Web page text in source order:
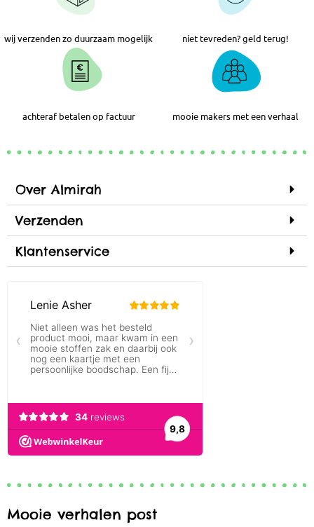
wij verzenden zo duurzaam mogelijk niet tevreden? geld terug!
achteraf betalen op factuur mooie makers met een verhaal
Over Almirah
Verzenden
Klantenservice
Mooie verhalen post